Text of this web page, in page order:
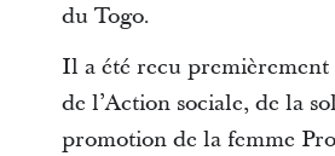
du Togo.
Il a été recu
de l’Action sociale, de la
promotion de la femme